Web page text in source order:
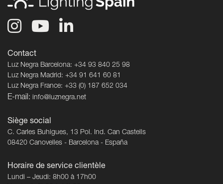
Contact
Luz Negra Barcelona: +34 93 840 25 98
Luz Negra Madrid: +34 91 641 60 81
Luz Negra France: +33 (0) 187 652 034
E-mail: info@luznegra.net
Siège social
C. Carles Buhigues, 13 Pol. Ind. Can Castells
08420 Canovelles - Barcelona - España
Horaire de service clientèle
Lundi – Jeudi: 8h00 à 17h00